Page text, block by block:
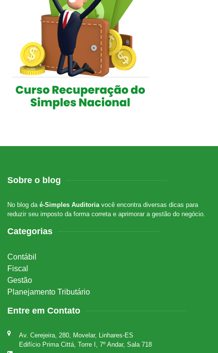
Sobre o blog
No blog da é-Simples Auditoria você encontra diversas dicas para
reduzir seu imposto da forma correta e aprimorar a gestão do negócio.
Categorias
Contábil
Fiscal
Gestão
Planejamento Tributário
Entre em Contato
Av. Cerejeira, 280, Movelar, Linhares-ES
Edifício Prima Cittá, Torre I, 7º Andar, Sala 718